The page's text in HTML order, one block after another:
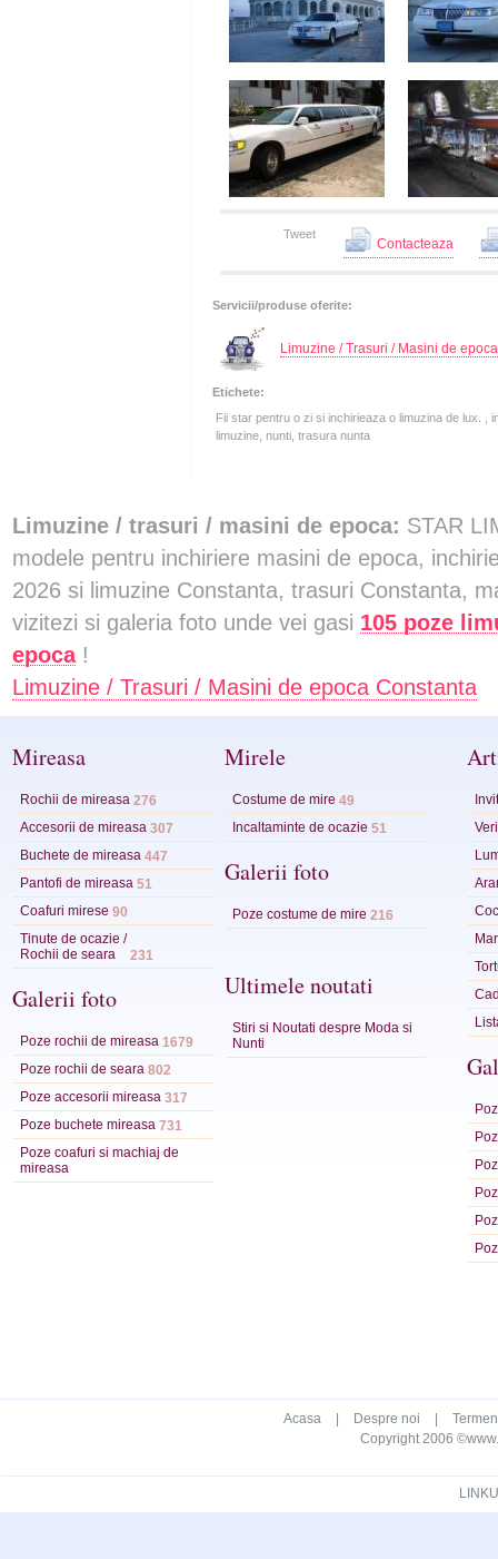
Tweet
Contacteaza
Servicii/produse oferite:
Limuzine / Trasuri / Masini de epoca
Etichete:
Fii star pentru o zi si inchirieaza o limuzina de lux. ,
limuzine, nunti, trasura nunta
Limuzine / trasuri / masini de epoca: STAR
modele pentru inchiriere masini de epoca,
2026 si limuzine Constanta, trasuri Constanta,
vizitezi si galeria foto unde vei gasi 105 poze
epoca!
Limuzine / Trasuri / Masini de epoca Constanta
Mireasa
Rochii de mireasa 276
Accesorii de mireasa 307
Buchete de mireasa 447
Pantofi de mireasa 51
Coafuri mirese 90
Tinute de ocazie /
Rochii de seara
231
Galerii foto
Poze rochii de mireasa 1679
Poze rochii de seara 802
Poze accesorii mireasa 317
Poze buchete mireasa 731
Poze coafuri si machiaj de
mireasa
Mirele
Costume de mire 49
Incaltaminte de ocazie 51
Galerii foto
Poze costume de mire 216
Ultimele noutati
Stiri si Noutati despre Moda si
Nunti
Acasa Despre noi
Copyright 2006